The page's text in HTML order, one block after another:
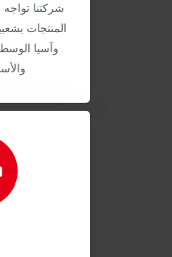
شركتنا
المنتجات
وآسيا